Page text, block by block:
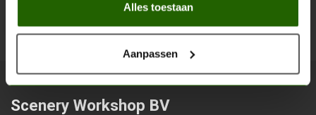
Alles toestaan
Aanpassen
Scenery Workshop BV